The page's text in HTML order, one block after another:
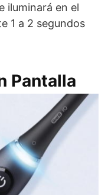
iluminará en el
1 a 2 segundos
Pantalla